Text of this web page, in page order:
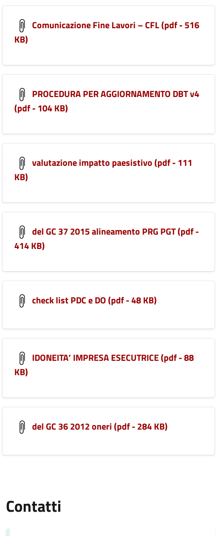
Comunicazione Fine Lavori – CFL (pdf - 516
KB)
PROCEDURA PER AGGIORNAMENTO DBT v4
(pdf - 104 KB)
valutazione impatto paesistivo (pdf - 111
KB)
del GC 37 2015 alineamento PRG PGT (pdf -
414 KB)
check list PDC e DO (pdf - 48 KB)
IDONEITA’ IMPRESA ESECUTRICE (pdf - 88
KB)
del GC 36 2012 oneri (pdf - 284 KB)
Contatti